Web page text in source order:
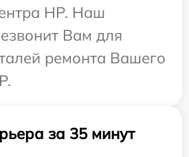
HP. Наш
Вам для
ремонта Вашего
за 35 минут